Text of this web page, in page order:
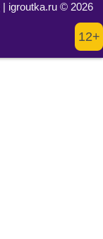
| igroutka.ru © 2026
12+